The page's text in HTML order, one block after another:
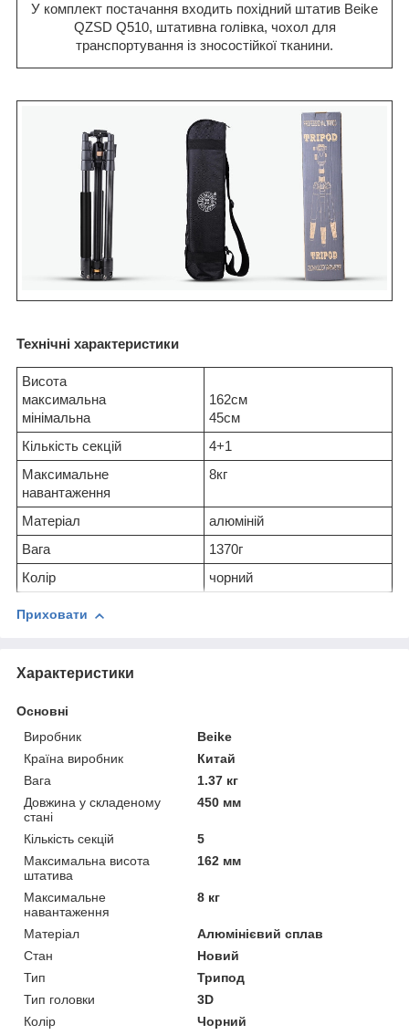
У комплект постачання входить похідний штатив Beike
QZSD Q510, штативна голівка, чохол для
транспортування із зносостійкої тканини.
Технічні характеристики
Висота
максимальна
мінімальна
162см
45см
Кількість секцій
4+1
Максимальне
навантаження
8кг
Матеріал
алюміній
Вага
1370г
Колір
чорний
Приховати
Характеристики
Основні
Виробник
Beike
Країна виробник
Китай
Вага
1.37 кг
Довжина у складеному
стані
450 мм
Кількість секцій
5
Максимальна висота
штатива
162 мм
Максимальне
навантаження
8 кг
Матеріал
Алюмінієвий сплав
Стан
Новий
Тип
Трипод
Тип головки
3D
Колір
Чорний